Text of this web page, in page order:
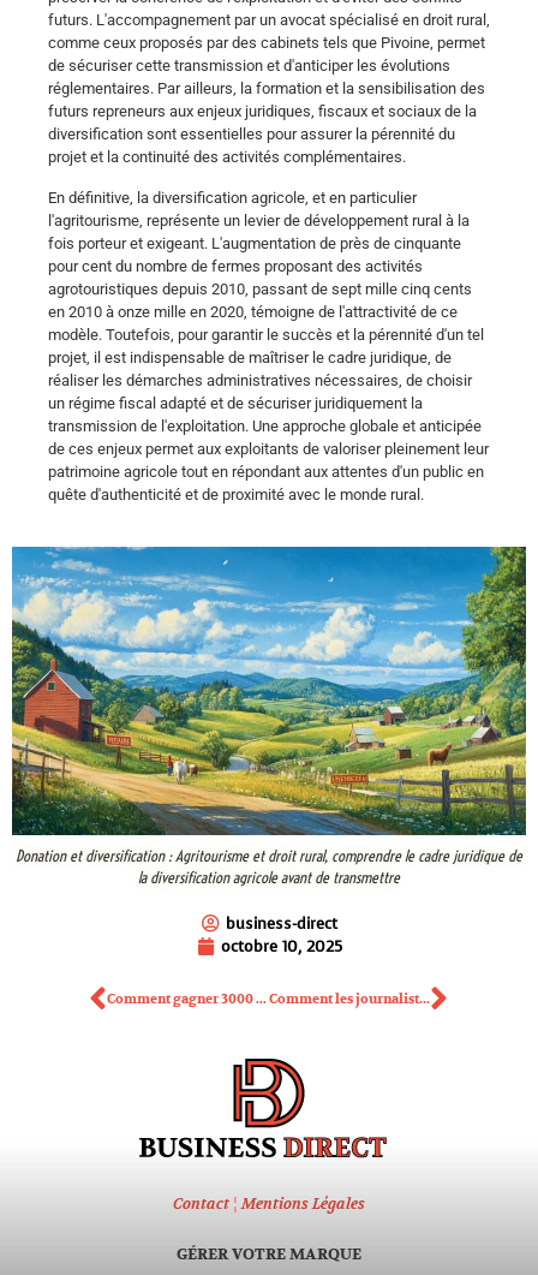
futurs. L'accompagnement par un avocat spécialisé en droit rural,
comme ceux proposés par des cabinets tels que Pivoine, permet
de sécuriser cette transmission et d'anticiper les évolutions
réglementaires. Par ailleurs, la formation et la sensibilisation des
futurs repreneurs aux enjeux juridiques, fiscaux et sociaux de la
diversification sont essentielles pour assurer la pérennité du
projet et la continuité des activités complémentaires.
En définitive, la diversification agricole, et en particulier
l'agritourisme, représente un levier de développement rural à la
fois porteur et exigeant. L'augmentation de près de cinquante
pour cent du nombre de fermes proposant des activités
agrotouristiques depuis 2010, passant de sept mille cinq cents
en 2010 à onze mille en 2020, témoigne de l'attractivité de ce
modèle. Toutefois, pour garantir le succès et la pérennité d'un tel
projet, il est indispensable de maîtriser le cadre juridique, de
réaliser les démarches administratives nécessaires, de choisir
un régime fiscal adapté et de sécuriser juridiquement la
transmission de l'exploitation. Une approche globale et anticipée
de ces enjeux permet aux exploitants de valoriser pleinement leur
patrimoine agricole tout en répondant aux attentes d'un public en
quête d'authenticité et de proximité avec le monde rural.
Donation et diversification : Agritourisme et droit rural, comprendre le cadre juridique de
la diversification agricole avant de transmettre
business-direct
octobre 10, 2025
Comment gagner 3000 euros par mois sans diplôme en gérant un établissement hôtelier ? Le guide ultime des compétences clés Comment les journalistes deviennent des prescripteurs : comment les identifier pour lancer un produit dans la presse spécialisée ?
Contact¦Mentions Légales
GÉRER VOTRE MARQUE